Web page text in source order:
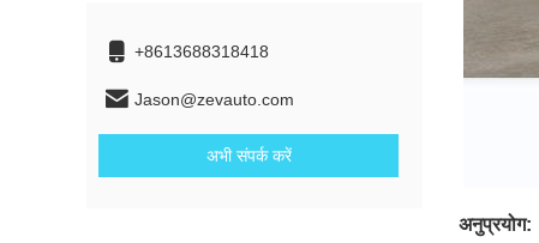
+8613688318418
Jason@zevauto.com
अभी संपर्क करें
अनुप्रयोग: